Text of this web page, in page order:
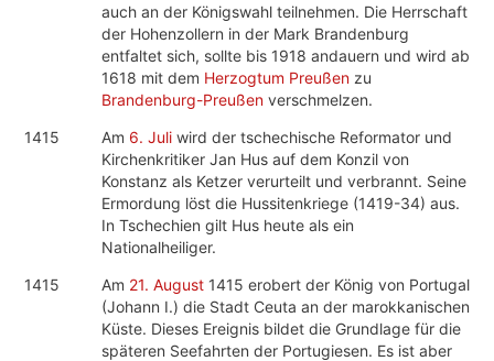
auch an der Königswahl teilnehmen. Die Herrschaft
der Hohenzollern in der Mark Brandenburg
entfaltet sich, sollte bis 1918 andauern und wird ab
1618 mit dem Herzogtum Preußen zu
Brandenburg-Preußen verschmelzen.
1415
Am 6. Juli wird der tschechische Reformator und
Kirchenkritiker Jan Hus auf dem Konzil von
Konstanz als Ketzer verurteilt und verbrannt. Seine
Ermordung löst die Hussitenkriege (1419-34) aus.
In Tschechien gilt Hus heute als ein
Nationalheiliger.
1415
Am 21. August 1415 erobert der König von Portugal
(Johann I.) die Stadt Ceuta an der marokkanischen
Küste. Dieses Ereignis bildet die Grundlage für die
späteren Seefahrten der Portugiesen. Es ist aber